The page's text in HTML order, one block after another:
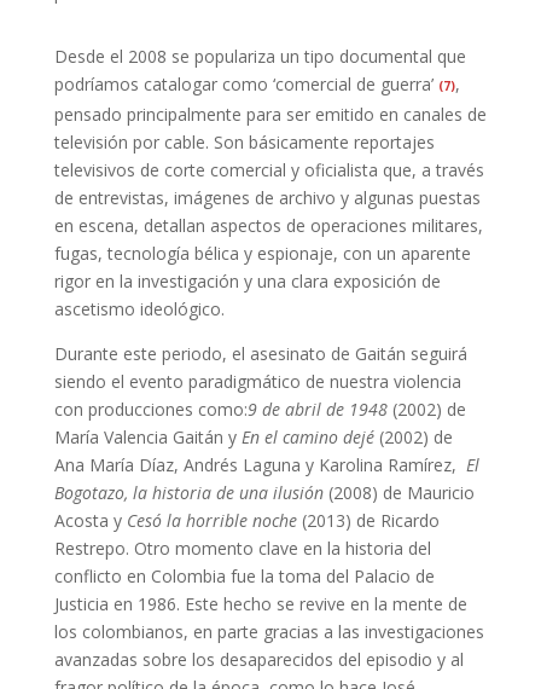
Desde el 2008 se populariza un tipo documental que
podríamos catalogar como ‘comercial de guerra’ (7),
pensado principalmente para ser emitido en canales de
televisión por cable. Son básicamente reportajes
televisivos de corte comercial y oficialista que, a través
de entrevistas, imágenes de archivo y algunas puestas
en escena, detallan aspectos de operaciones militares,
fugas, tecnología bélica y espionaje, con un aparente
rigor en la investigación y una clara exposición de
ascetismo ideológico.
Durante este periodo, el asesinato de Gaitán seguirá
siendo el evento paradigmático de nuestra violencia
con producciones como:9 de abril de 1948(2002) de
María Valencia Gaitán y En el camino dejé(2002) de
Ana María Díaz, Andrés Laguna y Karolina Ramírez, El
Bogotazo, la historia de una ilusión(2008) de Mauricio
Acosta y Cesó la horrible noche(2013) de Ricardo
Restrepo. Otro momento clave en la historia del
conflicto en Colombia fue la toma del Palacio de
Justicia en 1986. Este hecho se revive en la mente de
los colombianos, en parte gracias a las investigaciones
avanzadas sobre los desaparecidos del episodio y al